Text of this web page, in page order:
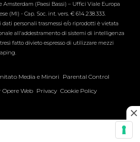
Amsterdam (Paesi Bassi) – Uffici Viale Europa
(MI) - Cap. Soc. int. vers. € 614.238.333.
personali trasmessi e/o riprodotti è vietata
all'addestramento di sistemi di intelligenza
fatto divieto espresso di utilizzare mezzi
Media e Minori Parental Control
Web Privacy Cookie Policy